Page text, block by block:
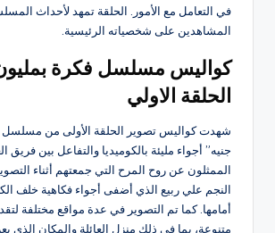
في التعامل مع الأمور. الحلقة تمهد لأحداث
المشاهدين على شخصياته الرئيسية.
كواليس مسلسل فكرة
الحلقة الاولي
شهدت كواليس تصوير الحلقة الأولى من مسلسل
جنيه” أجواء مليئة بالكوميديا والتفاعل بين
الممثلون عن روح المرح التي جمعتهم أثناء
النجم علي ربيع الذي أضفى أجواء فكاهية خلف
أمامها. كما تم التصوير في عدة مواقع مختلفة
متنوعة، بما في ذلك منزل العائلة والمكان الذي